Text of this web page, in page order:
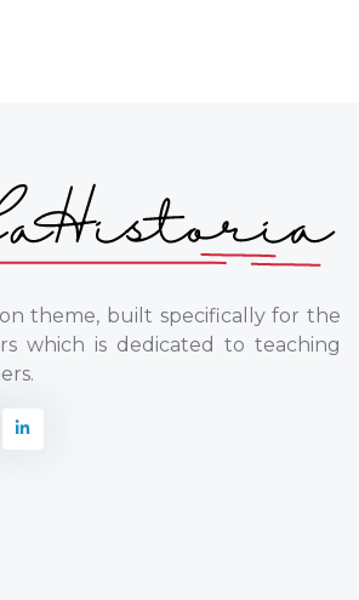
theme, built specifically for the
which is dedicated to teaching